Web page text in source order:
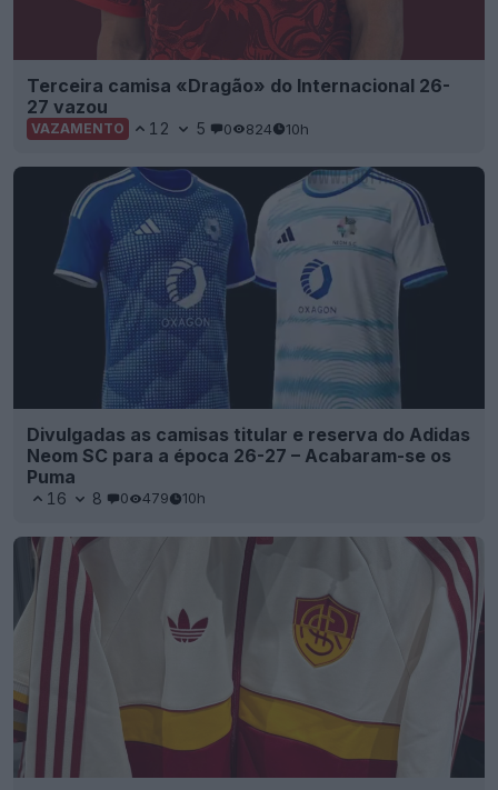
Terceira camisa «Dragão» do Internacional 26-
27 vazou
VAZAMENTO 12 5 0 824 10h
Divulgadas as camisas titular e reserva do Adidas
Neom SC para a época 26-27 – Acabaram-se os
Puma
16 8 0 479 10h